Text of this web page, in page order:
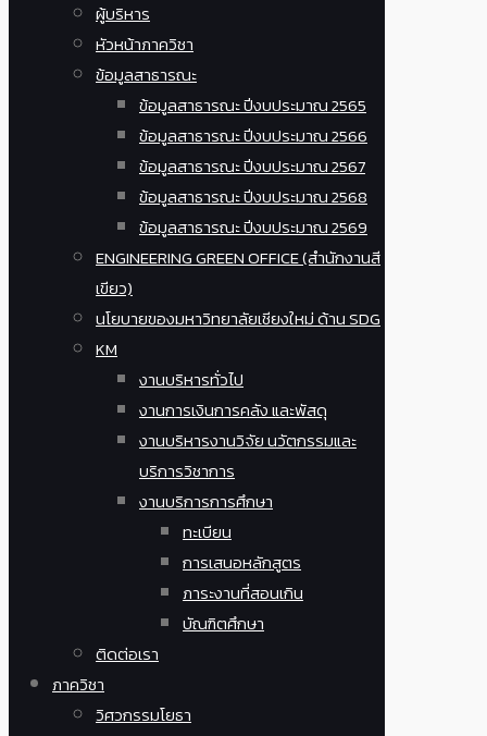
ผู้บริหาร
หัวหน้าภาควิชา
ข้อมูลสาธารณะ
ข้อมูลสาธารณะ ปีงบประมาณ 2565
ข้อมูลสาธารณะ ปีงบประมาณ 2566
ข้อมูลสาธารณะ ปีงบประมาณ 2567
ข้อมูลสาธารณะ ปีงบประมาณ 2568
ข้อมูลสาธารณะ ปีงบประมาณ 2569
ENGINEERING GREEN OFFICE (สำนักงานสี
เขียว)
นโยบายของมหาวิทยาลัยเชียงใหม่ ด้าน SDG
KM
งานบริหารทั่วไป
งานการเงินการคลัง และพัสดุ
งานบริหารงานวิจัย นวัตกรรมและ
บริการวิชาการ
งานบริการการศึกษา
ทะเบียน
การเสนอหลักสูตร
ภาระงานที่สอนเกิน
บัณฑิตศึกษา
ติดต่อเรา
ภาควิชา
วิศวกรรมโยธา